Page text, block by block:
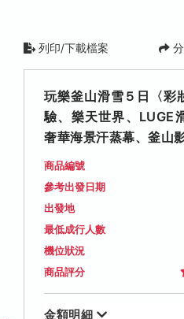
(二) 2026/12/23 (三)
售價: NT$ 24,900
列印/下載檔案
玩樂釜山滑雪５日〈彩
驗、樂天世界、LUGE
奢華海景汗蒸幕、釜山
商品編號
參考出發日期
出發地
最低成行人數
機位狀況
商品評分
金額明細